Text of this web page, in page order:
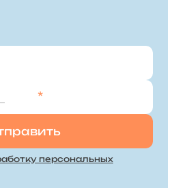
*
персональных